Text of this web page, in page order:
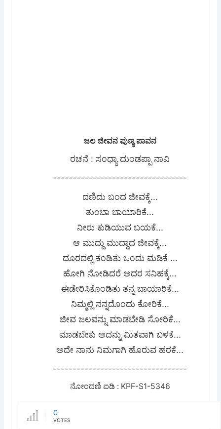
ಜಲ ಜೀವನ ಪುಣ್ಯ ಪಾವನ
ರಚನೆ : ಸಂಧ್ಯಾ ದುಂಡಪ್ಪಾ ನಾವಿ
----------------------------------
ದಣಿದು ಬಂದ ಜೀವಕ್ಕೆ...
ತುಂಬಾ ಬಾಯಾರಿಕೆ...
ನೀರು ಕುಡಿಯುವ ಬಯಕೆ...
ಆ ಮುದ್ದು ಮುದ್ದಾದ ಜೀವಕ್ಕೆ...
ದೂರದಲ್ಲಿ ಕಂಡಿತು ಒಂದು ಮಡಿಕೆ ...
ಹೋಗಿ ನೋಡಿದರೆ ಅದರ ಸನಿಹಕ್ಕೆ...
ಈಡೇರಿಸಿಕೊಂಡಿತು ತನ್ನ ಬಾಯಾರಿಕೆ...
ನಿಮ್ಮಲ್ಲಿ ನನ್ನದೊಂದು ಕೋರಿಕೆ...
ಜೀವ ಜಲವನ್ನು ಮಾಡಬೇಡಿ ಸೋರಿಕೆ...
ಮಾಡಬೇಕು ಅದನ್ನು ಮಿತವಾಗಿ ಬಳಕೆ...
ಅದೇ ನಾನು ನಿಮಗಾಗಿ ಹೊರುವ ಹರಕೆ...
----------------------------------
ನೋಂದಣಿ ಐಡಿ : KPF-S1-5346
0
VOTES